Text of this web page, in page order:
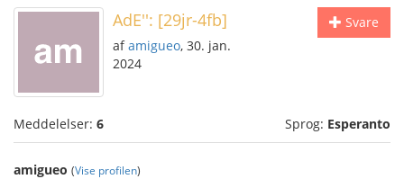
Svare
AdE'': [29jr-4fb]
afamigueo, 30. jan.
2024
Meddelelser: 6 Sprog: Esperanto
amigueo (Vise profilen)